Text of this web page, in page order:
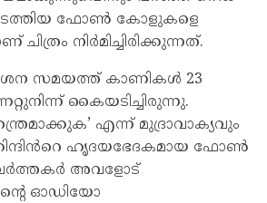
നടത്തിയ ഫോൺ കോളുകളെ
നിർമിച്ചിരിക്കുന്നത്.
സമയത്ത് കാണികൾ 23
കൈയടിച്ചിരുന്നു.
എന്ന് മുദ്രാവാക്യവും
ഹൃദയഭേദകമായ ഫോൺ
അവളോട്
ഓഡിയോ